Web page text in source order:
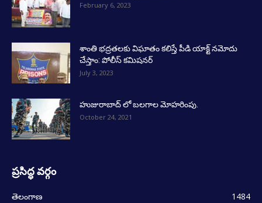
February 6, 2023
శాంతి భద్రతలకు విఘాతం కలిస్తే పీడి యాక్ట్ నమోదు
చేస్తాం: పోలీస్ కమిషనర్
July 3, 2023
హుజురాబాద్ లో బలగాల మోహరింపు.
October 24, 2021
ప్రసిద్ధ వర్గం
తెలంగాణ
1484